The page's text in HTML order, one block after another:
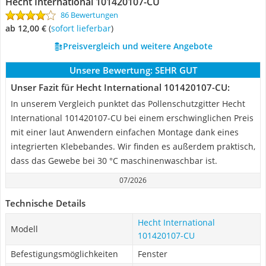
86 Bewertungen
ab 12,00 € ( Sofort lieferbar)
Preisvergleich und weitere Angebote
Unsere Bewertung: SEHR GUT
Unser Fazit für Hecht International 101420107-CU:
In unserem Vergleich punktet das Pollenschutzgitter Hecht
International 101420107-CU bei einem erschwinglichen Preis
mit einer laut Anwendern einfachen Montage dank eines
integrierten Klebebandes. Wir finden es außerdem praktisch,
dass das Gewebe bei 30 °C maschinenwaschbar ist.
07/2026
Technische Details
Modell
Hecht International
101420107-CU
Befestigungsmöglichkeiten
Fenster